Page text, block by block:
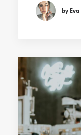
by Eva